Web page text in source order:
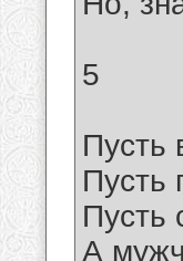
5
Пусть
Пусть
Пусть
А